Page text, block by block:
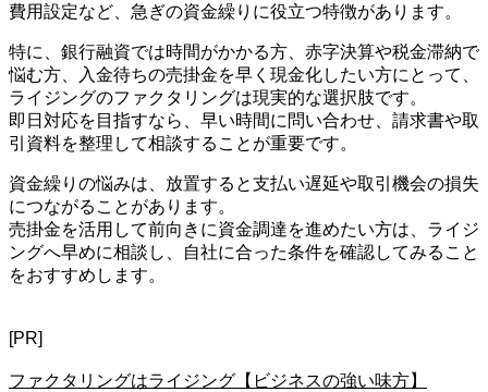
費用設定など、急ぎの資金繰りに役立つ特徴があります。
特に、銀行融資では時間がかかる方、赤字決算や税金滞納で
悩む方、入金待ちの売掛金を早く現金化したい方にとって、
ライジングのファクタリングは現実的な選択肢です。
即日対応を目指すなら、早い時間に問い合わせ、請求書や取
引資料を整理して相談することが重要です。
資金繰りの悩みは、放置すると支払い遅延や取引機会の損失
につながることがあります。
売掛金を活用して前向きに資金調達を進めたい方は、ライジ
ングへ早めに相談し、自社に合った条件を確認してみること
をおすすめします。
[PR]
ファクタリングはライジング【ビジネスの強い味方】